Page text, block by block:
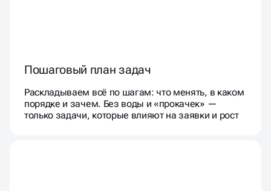
Пошаговый план задач
Раскладываем всё по шагам: что менять, в каком
порядке и зачем. Без воды и «прокачек» —
только задачи, которые влияют на заявки и рост